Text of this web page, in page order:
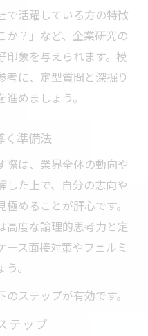
で活躍している方の特徴
か？」など、企業研究の
印象を与えられます。模
考に、定型質問と深掘り
めましょう。
く準備法
際は、業界全体の動向や
した上で、自分の志向や
めることが肝心です。
高度な論理的思考力と定
ース面接対策やフェルミ
。
ステップが有効です。
テップ